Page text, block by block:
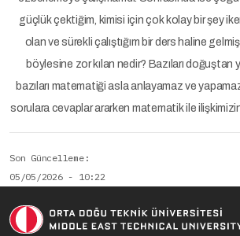
güçlük çektiğim, kimisi için çok kolay bir şey
olan ve sürekli çalıştığım bir ders haline
böylesine zor kılan nedir? Bazıları doğuştan
bazıları matematiği asla anlayamaz ve
sorulara cevaplar ararken matematik ile
Son Güncelleme
05/05/2026 - 10:22